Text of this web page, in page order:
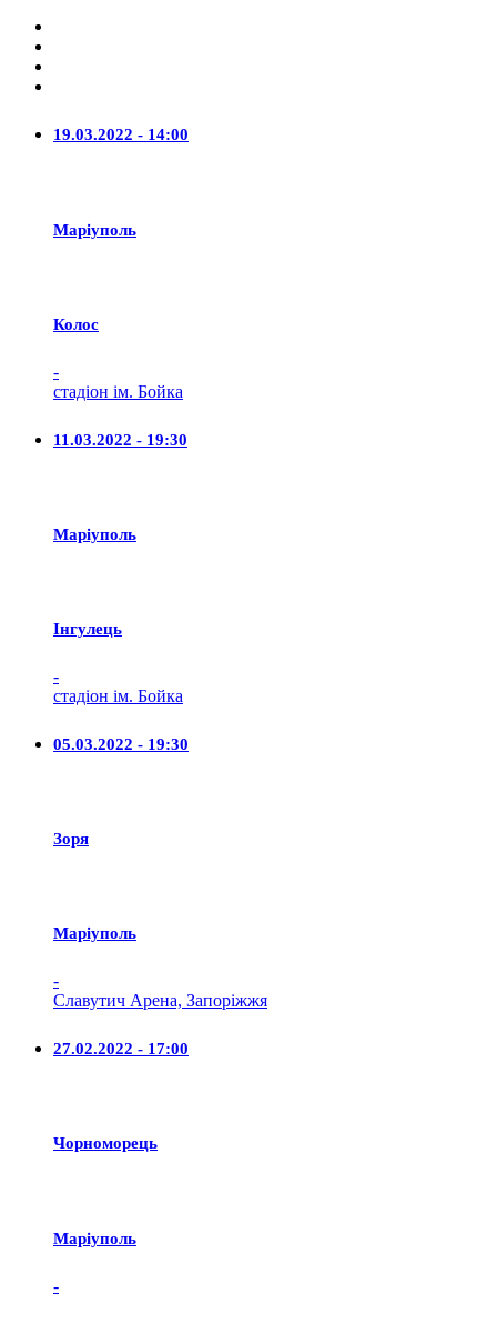
19.03.2022 - 14:00
Маріуполь
Колос
-
стадіон ім. Бойка
11.03.2022 - 19:30
Маріуполь
Iнгулець
-
стадіон ім. Бойка
05.03.2022 - 19:30
Зоря
Маріуполь
-
Славутич Арена, Запоріжжя
27.02.2022 - 17:00
Чорноморець
Маріуполь
-